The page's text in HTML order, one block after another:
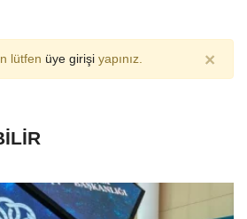
lütfen üye girişi yapınız. ×